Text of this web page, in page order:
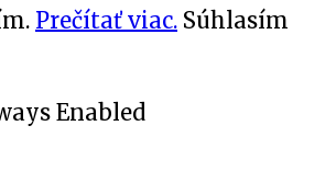
Prečítať viac. Súhlasím
Enabled